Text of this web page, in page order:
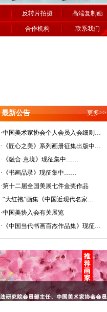
反转片拍摄 高端复制画
合作机构 联系我们
最新公告 更多>>
·中国美术家协会个人会员入会细则…
· 《匠心之美》系列画册征集出版中…
· 《融合·意境》现征集中……
· 《书画品录》现征集中……
·第十二届全国美展七件金奖作品
·“大红袍”画集《中国近现代名家…
·中国美协入会有关展览
· 《中国当代书画百杰作品集》现征…
2015年11月第一期（总
期第29期）
02版：… [全文
2015年10月第一期（总
期第28期）
01版：《名家写生》大
型系列丛书（第一辑）